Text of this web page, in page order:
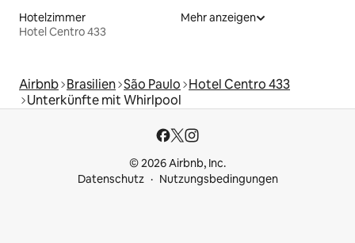
Hotelzimmer
Hotel Centro 433
Mehr anzeigen
Airbnb Brasilien São Paulo Hotel Centro 433
Unterkünfte mit Whirlpool
© 2026 Airbnb, Inc.
Datenschutz
Nutzungsbedingungen